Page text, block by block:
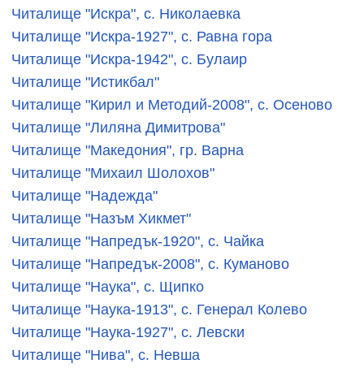
Читалище "Искра", с. Николаевка
Читалище "Искра-1927", с. Равна гора
Читалище "Искра-1942", с. Булаир
Читалище "Истикбал"
Читалище "Кирил и Методий-2008", с. Осеново
Читалище "Лиляна Димитрова"
Читалище "Македония", гр. Варна
Читалище "Михаил Шолохов"
Читалище "Надежда"
Читалище "Назъм Хикмет"
Читалище "Напредък-1920", с. Чайка
Читалище "Напредък-2008", с. Куманово
Читалище "Наука", с. Щипко
Читалище "Наука-1913", с. Генерал Колево
Читалище "Наука-1927", с. Левски
Читалище "Нива", с. Невша